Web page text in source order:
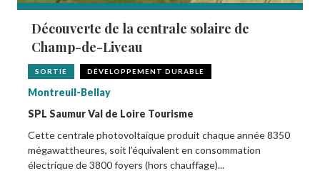
Découverte de la centrale solaire de
Champ-de-Liveau
SORTIE DÉVELOPPEMENT DURABLE
Montreuil-Bellay
SPL Saumur Val de Loire Tourisme
Cette centrale photovoltaïque produit chaque année 8350
mégawattheures, soit l’équivalent en consommation
électrique de 3800 foyers (hors chauffage)...